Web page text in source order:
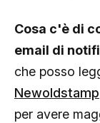
Cosa c'è di
email di
che posso
Newoldstamp
per avere